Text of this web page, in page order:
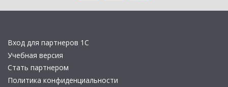
Вход для партнеров 1С
Учебная версия
Стать партнером
Политика конфиденциальности